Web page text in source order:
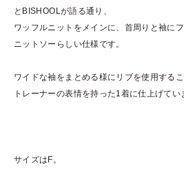
とBISHOOLが語る通り、
ワッフルニットをメインに、首周りと袖に
ニットソーらしい仕様です。
ワイドな袖をまとめる様にリブを使用するこ
トレーナーの表情を持った1着に仕上げてい
サイズはF。